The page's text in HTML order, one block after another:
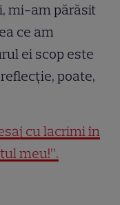
mi-am părăsit
ce am
ei scop este
poate,
cu lacrimi în
meu!”.